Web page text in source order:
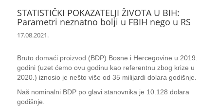
STATISTIČKI POKAZATELJI ŽIVOTA U BIH:
Parametri neznatno bolji u FBIH nego u RS
17.08.2021.
Bruto domaći proizvod (BDP) Bosne i Hercegovine u 2019.
godini (uzet ćemo ovu godinu kao referentnu zbog krize u
2020.) iznosio je nešto više od 35 milijardi dolara godišnje.
Naš nominalni BDP po glavi stanovnika je 10.128 dolara
godišnje.